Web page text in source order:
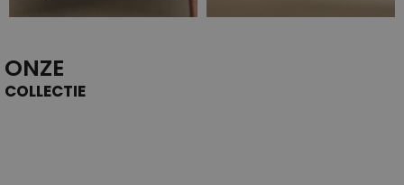
ONZE
COLLECTIE